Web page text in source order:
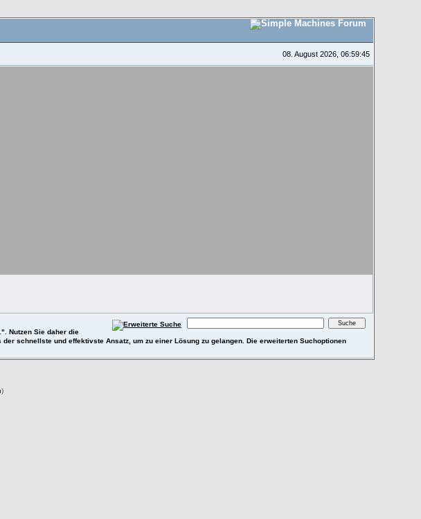
08. August 2026, 06:59:45
Nutzen Sie daher die
schnellste und effektivste Ansatz, um zu einer Lösung zu gelangen. Die erweiterten Suchoptionen
)